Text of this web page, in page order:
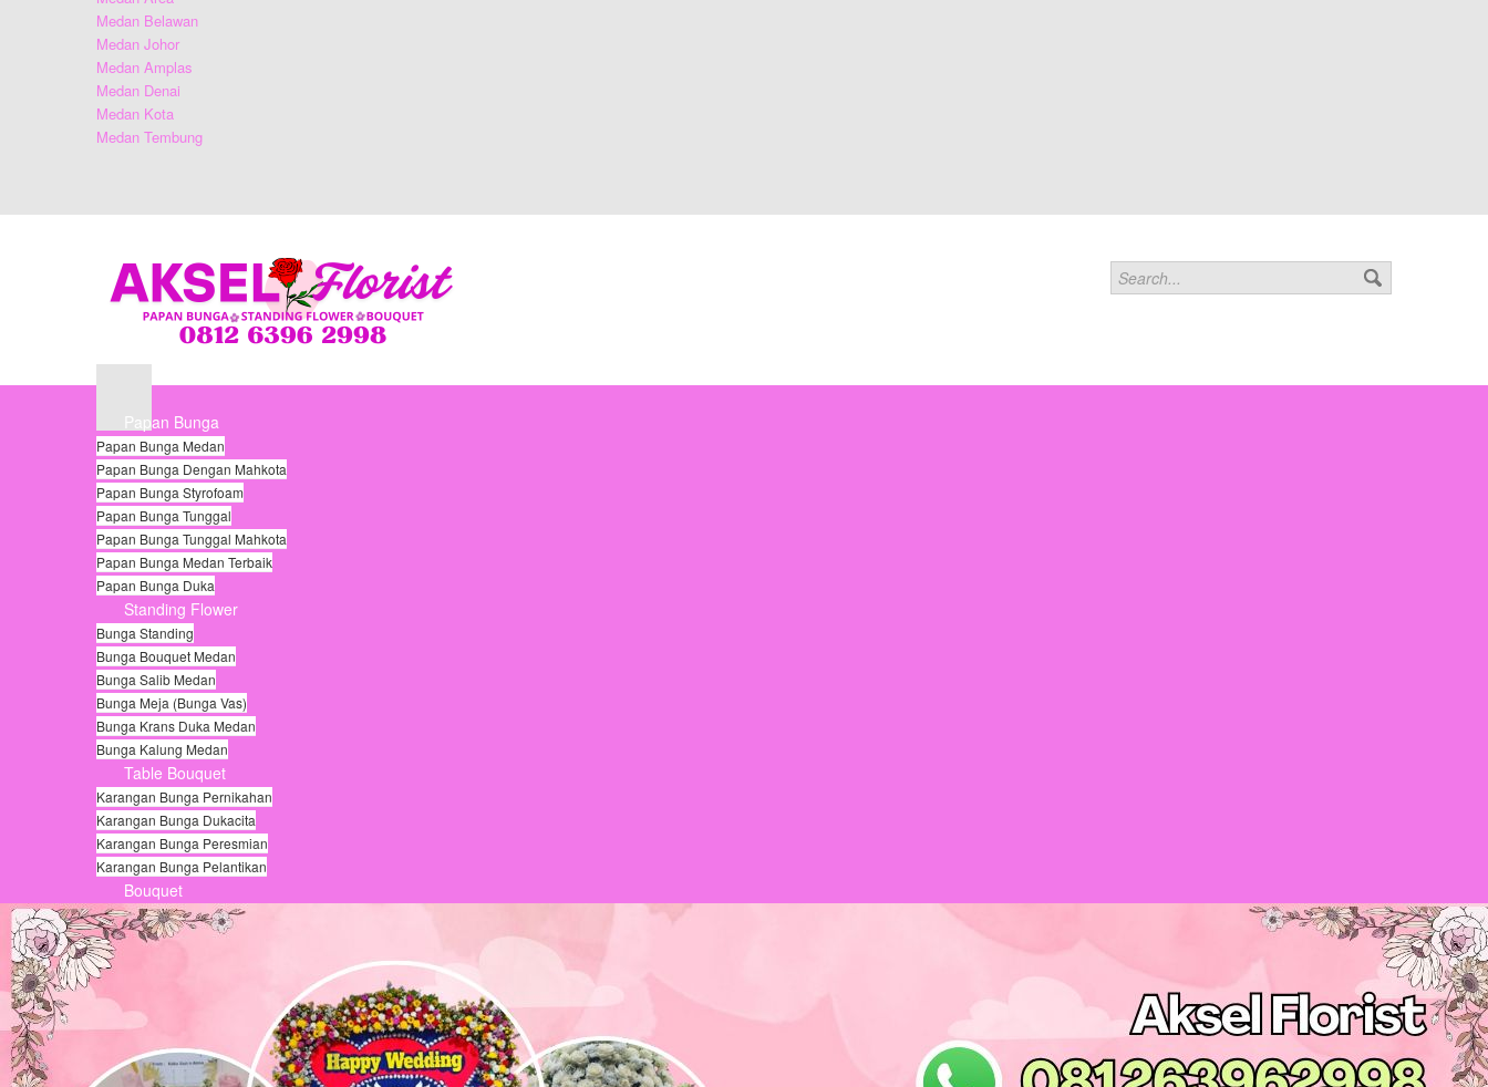
Medan Belawan
Medan Johor
Medan Amplas
Medan Denai
Medan Kota
Medan Tembung
Papan Bunga
Papan Bunga Medan
Papan Bunga Dengan Mahkota
Papan Bunga Styrofoam
Papan Bunga Tunggal
Papan Bunga Tunggal Mahkota
Papan Bunga Medan Terbaik
Papan Bunga Duka
Standing Flower
Bunga Standing
Bunga Bouquet Medan
Bunga Salib Medan
Bunga Meja (Bunga Vas)
Bunga Krans Duka Medan
Bunga Kalung Medan
Table Bouquet
Karangan Bunga Pernikahan
Karangan Bunga Dukacita
Karangan Bunga Peresmian
Karangan Bunga Pelantikan
Bouquet
© FreeJoomla! 3 Modules